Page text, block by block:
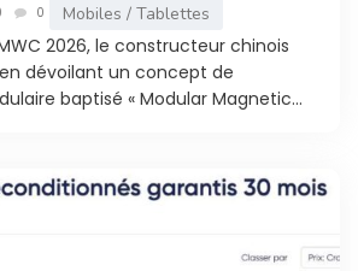
0 Mobiles / Tablettes
2026, le constructeur chinois
dévoilant un concept de
baptisé « Modular Magnetic...